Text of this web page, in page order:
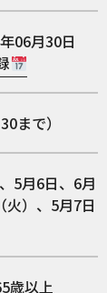
06月30日
まで）
5月6日、6月
）、5月7日
歳以上